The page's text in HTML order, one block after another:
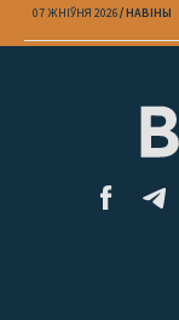
07 ЖНІЎНЯ 2026 НАВІНЫ